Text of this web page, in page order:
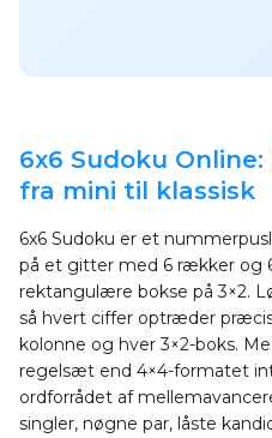
6x6 Sudoku
fra mini til klassisk
6x6 Sudoku er et
på et gitter med 6 rækker og
rektangulære bokse på 3×2.
så hvert ciffer optræder
kolonne og hver 3×2-boks.
regelsæt end 4×4-formatet
ordforrådet af
singler, nøgne par, låste